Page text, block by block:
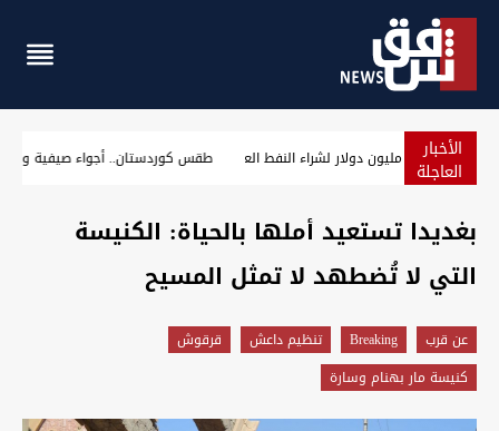
الأخبار
العاجلة أزمة هرمز.. الهند تحجز ناقلة عملاقة بـ25 مليون دولار لشراء النفط العراقي
بغديدا تستعيد أملها بالحياة: الكنيسة
التي لا تُضطهد لا تمثل المسيح
عن قرب Breaking تنظيم داعش
قرقوش
كنيسة مار بهنام وسارة